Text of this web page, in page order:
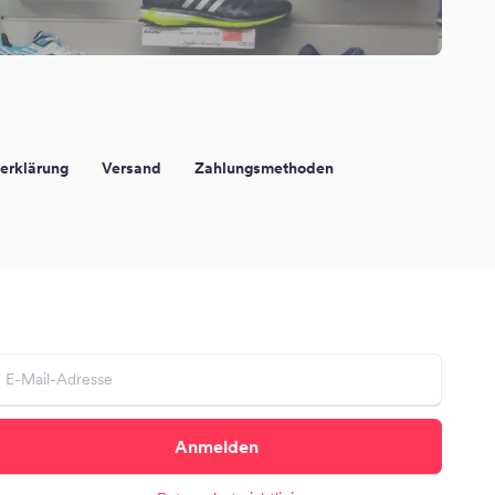
Versand Zahlungsmethoden
Anmelden